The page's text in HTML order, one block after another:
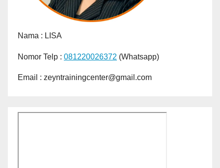
Nama : LISA
Nomor Telp : 081220026372 (Whatsapp)
Email : zeyntrainingcenter@gmail.com